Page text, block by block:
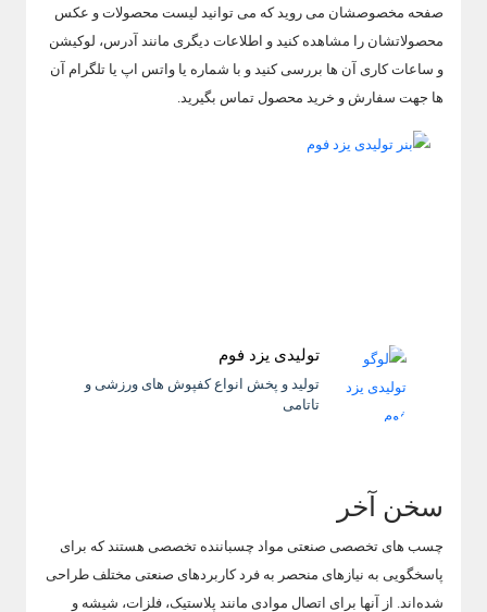
صفحه مخصوصشان می روید که می توانید لیست محصولات و عکس
محصولاتشان را مشاهده کنید و اطلاعات دیگری مانند آدرس، لوکیشن
و ساعات کاری آن ها بررسی کنید و با شماره یا واتس اپ یا تلگرام آن
ها جهت سفارش و خرید محصول تماس بگیرید.
تولیدی یزد فوم
تولید و پخش انواع کفپوش های ورزشی و
تاتامی
سخن آخر
چسب های تخصصی صنعتی مواد چسباننده تخصصی هستند که برای
پاسخگویی به نیازهای منحصر به فرد کاربردهای صنعتی مختلف طراحی
شده‌اند. از آنها برای اتصال موادی مانند پلاستیک، فلزات، شیشه و